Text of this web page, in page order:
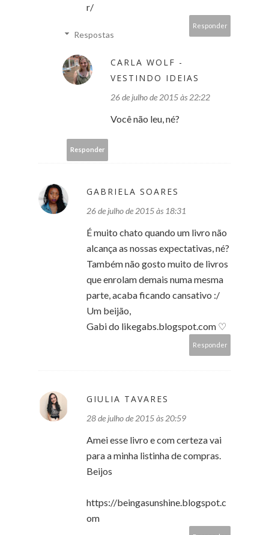
r/
Responder
Respostas
CARLA WOLF -
VESTINDO IDEIAS
26 de julho de 2015 às 22:22
Você não leu, né?
Responder
GABRIELA SOARES
26 de julho de 2015 às 18:31
É muito chato quando um livro não
alcança as nossas expectativas, né?
Também não gosto muito de livros
que enrolam demais numa mesma
parte, acaba ficando cansativo :/
Um beijão,
Gabi do likegabs.blogspot.com ♡
Responder
GIULIA TAVARES
28 de julho de 2015 às 20:59
Amei esse livro e com certeza vai
para a minha listinha de compras.
Beijos
https://beingasunshine.blogspot.c
om